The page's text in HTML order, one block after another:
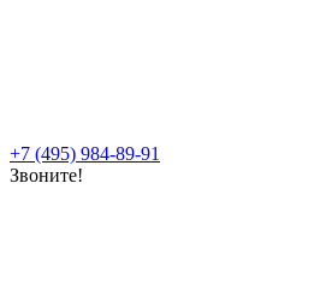
+7 (495) 984-89-91
Звоните!